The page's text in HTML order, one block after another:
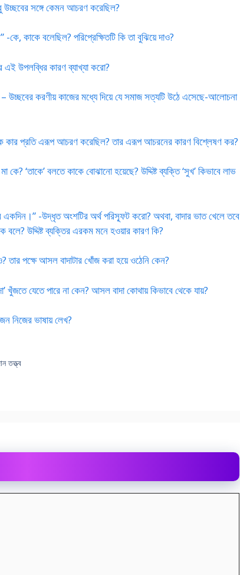
উচ্ছবের সঙ্গে কেমন আচরণ করেছিল?
কাকে বলেছিল? পরিপ্রেক্ষিতটি কি তা বুঝিয়ে দাও?
উপলব্ধির কারণ ব্যাখ্যা করো?
উচ্ছবের করণীয় কাজের মধ্যে দিয়ে যে সমাজ সত্যটি উঠে এসেছে-আলোচনা
কার প্রতি এরূপ আচরণ করেছিল? তার এরূপ আচরনের কারণ বিশ্লেষণ কর?
‘তাকে’ বলতে কাকে বোঝানো হয়েছে? উদ্দিষ্ট ব্যক্তি ‘সুখ’ কিভাবে লাভ
একদিন।” -উদ্ধৃত অংশটির অর্থ পরিস্ফূট করো? অথবা, বাদার ভাত খেলে তবে
বলে? উদ্দিষ্ট ব্যক্তির এরকম মনে হওয়ার কারণ কি?
তার পক্ষে আসল বাদাটার খোঁজ করা হয়ে ওঠেনি কেন?
যেতে পারে না কেন? আসল বাদা কোথায় কিভাবে থেকে যায়?
নিজের ভাষায় লেখ?
তত্ত্ব